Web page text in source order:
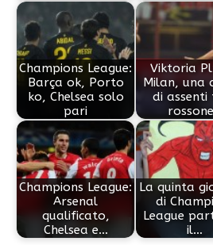
Champions League:
Barça ok, Porto
ko, Chelsea solo
pari
Viktoria
Milan, una
di
Champions League:
Arsenal
qualificato,
Chelsea e…
La quinta
di
League
il…